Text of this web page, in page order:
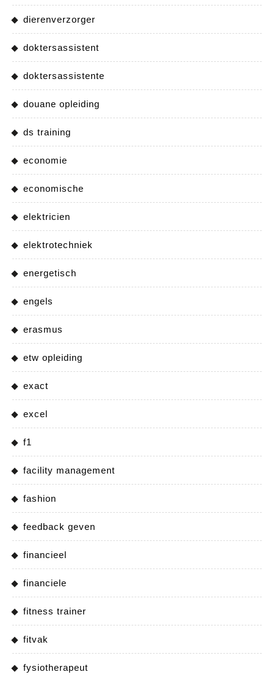
dierenverzorger
doktersassistent
doktersassistente
douane opleiding
ds training
economie
economische
elektricien
elektrotechniek
energetisch
engels
erasmus
etw opleiding
exact
excel
f1
facility management
fashion
feedback geven
financieel
financiele
fitness trainer
fitvak
fysiotherapeut